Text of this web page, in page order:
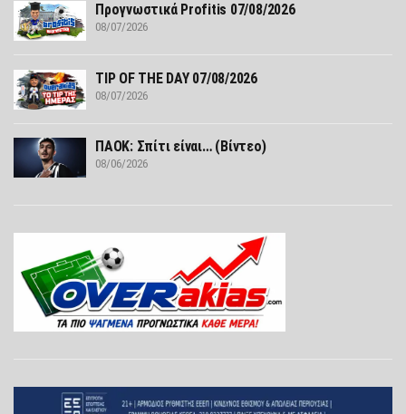
Προγνωστικά Profitis 07/08/2026
08/07/2026
TIP OF THE DAY 07/08/2026
08/07/2026
ΠΑΟΚ: Σπίτι είναι… (Βίντεο)
08/06/2026